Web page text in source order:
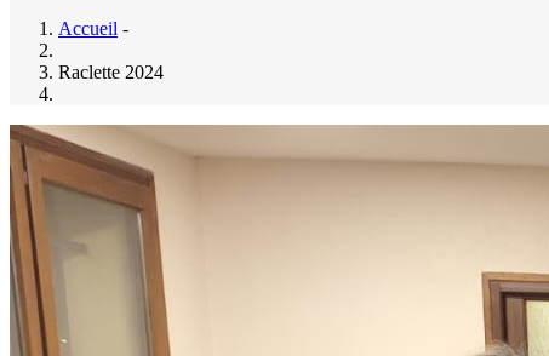
Accueil -
Raclette 2024